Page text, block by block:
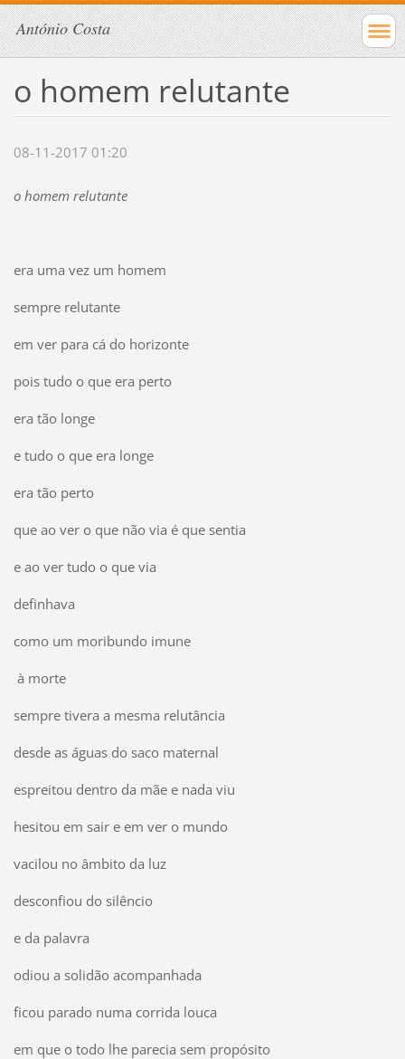
António Costa
o homem relutante
08-11-2017 01:20
o homem relutante
era uma vez um homem
sempre relutante
em ver para cá do horizonte
pois tudo o que era perto
era tão longe
e tudo o que era longe
era tão perto
que ao ver o que não via é que sentia
e ao ver tudo o que via
definhava
como um moribundo imune
à morte
sempre tivera a mesma relutância
desde as águas do saco maternal
espreitou dentro da mãe e nada viu
hesitou em sair e em ver o mundo
vacilou no âmbito da luz
desconfiou do silêncio
e da palavra
odiou a solidão acompanhada
ficou parado numa corrida louca
em que o todo lhe parecia sem propósito